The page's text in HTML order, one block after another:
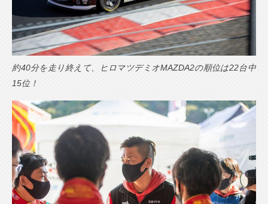
約40分を走り終えて、ヒロマツデミオMAZDA2の順位は22台中
15位！